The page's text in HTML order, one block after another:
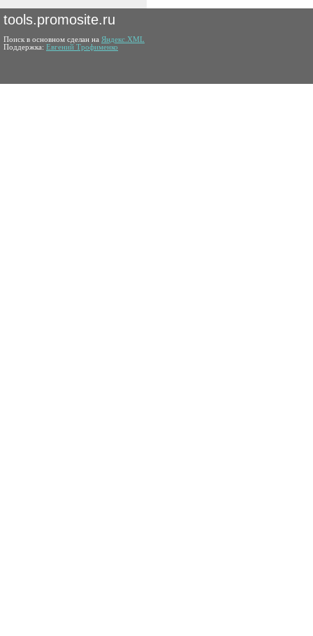
tools.promosite.ru
Поиск в основном сделан на Яндекс.XML
Поддержка: Евгений Трофименко